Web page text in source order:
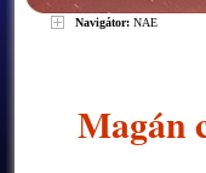
Navigátor: NAE
Magán